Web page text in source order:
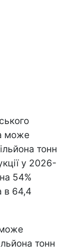
може
тонн
у 2026-
54%
в 64,4
тонн